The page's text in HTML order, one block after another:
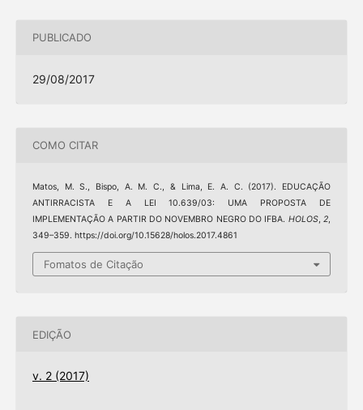
PUBLICADO
29/08/2017
COMO CITAR
Matos, M. S., Bispo, A. M. C., & Lima, E. A. C. (2017). EDUCAÇÃO
ANTIRRACISTA E A LEI 10.639/03: UMA PROPOSTA DE
IMPLEMENTAÇÃO A PARTIR DO NOVEMBRO NEGRO DO IFBA. HOLOS,2,
349–359. https://doi.org/10.15628/holos.2017.4861
Fomatos de Citação
EDIÇÃO
v. 2 (2017)